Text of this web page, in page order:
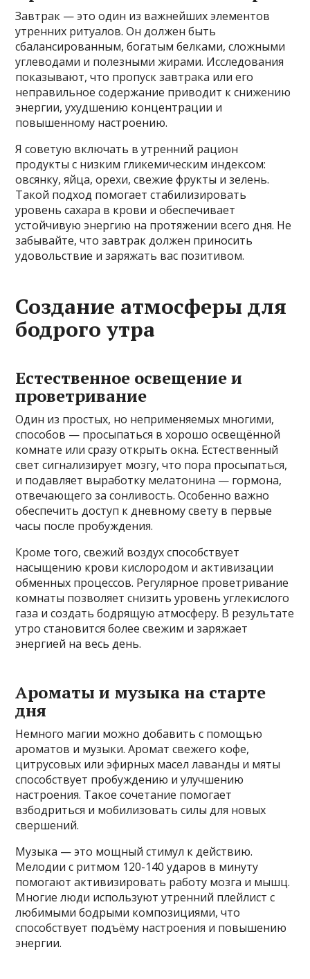
Завтрак — это один из важнейших элементов
утренних ритуалов. Он должен быть
сбалансированным, богатым белками, сложными
углеводами и полезными жирами. Исследования
показывают, что пропуск завтрака или его
неправильное содержание приводит к снижению
энергии, ухудшению концентрации и
повышенному настроению.
Я советую включать в утренний рацион
продукты с низким гликемическим индексом:
овсянку, яйца, орехи, свежие фрукты и зелень.
Такой подход помогает стабилизировать
уровень сахара в крови и обеспечивает
устойчивую энергию на протяжении всего дня. Не
забывайте, что завтрак должен приносить
удовольствие и заряжать вас позитивом.
Создание атмосферы для
бодрого утра
Естественное освещение и
проветривание
Один из простых, но неприменяемых многими,
способов — просыпаться в хорошо освещённой
комнате или сразу открыть окна. Естественный
свет сигнализирует мозгу, что пора просыпаться,
и подавляет выработку мелатонина — гормона,
отвечающего за сонливость. Особенно важно
обеспечить доступ к дневному свету в первые
часы после пробуждения.
Кроме того, свежий воздух способствует
насыщению крови кислородом и активизации
обменных процессов. Регулярное проветривание
комнаты позволяет снизить уровень углекислого
газа и создать бодрящую атмосферу. В результате
утро становится более свежим и заряжает
энергией на весь день.
Ароматы и музыка на старте
дня
Немного магии можно добавить с помощью
ароматов и музыки. Аромат свежего кофе,
цитрусовых или эфирных масел лаванды и мяты
способствует пробуждению и улучшению
настроения. Такое сочетание помогает
взбодриться и мобилизовать силы для новых
свершений.
Музыка — это мощный стимул к действию.
Мелодии с ритмом 120-140 ударов в минуту
помогают активизировать работу мозга и мышц.
Многие люди используют утренний плейлист с
любимыми бодрыми композициями, что
способствует подъёму настроения и повышению
энергии.